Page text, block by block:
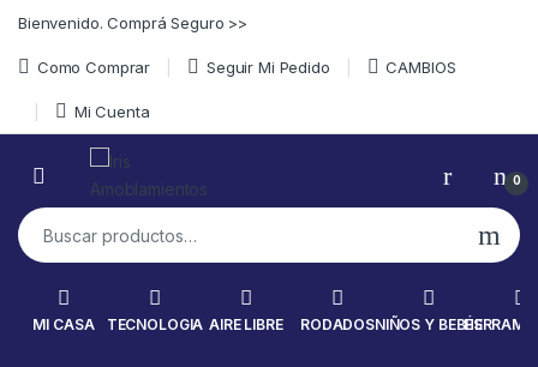
Bienvenido. Comprá Seguro >>
Como Comprar Seguir Mi Pedido CAMBIOS
Mi Cuenta
0
Buscar por:
MI CASA TECNOLOGIA AIRE LIBRE RODADOSNIÑOS Y BEBÉS